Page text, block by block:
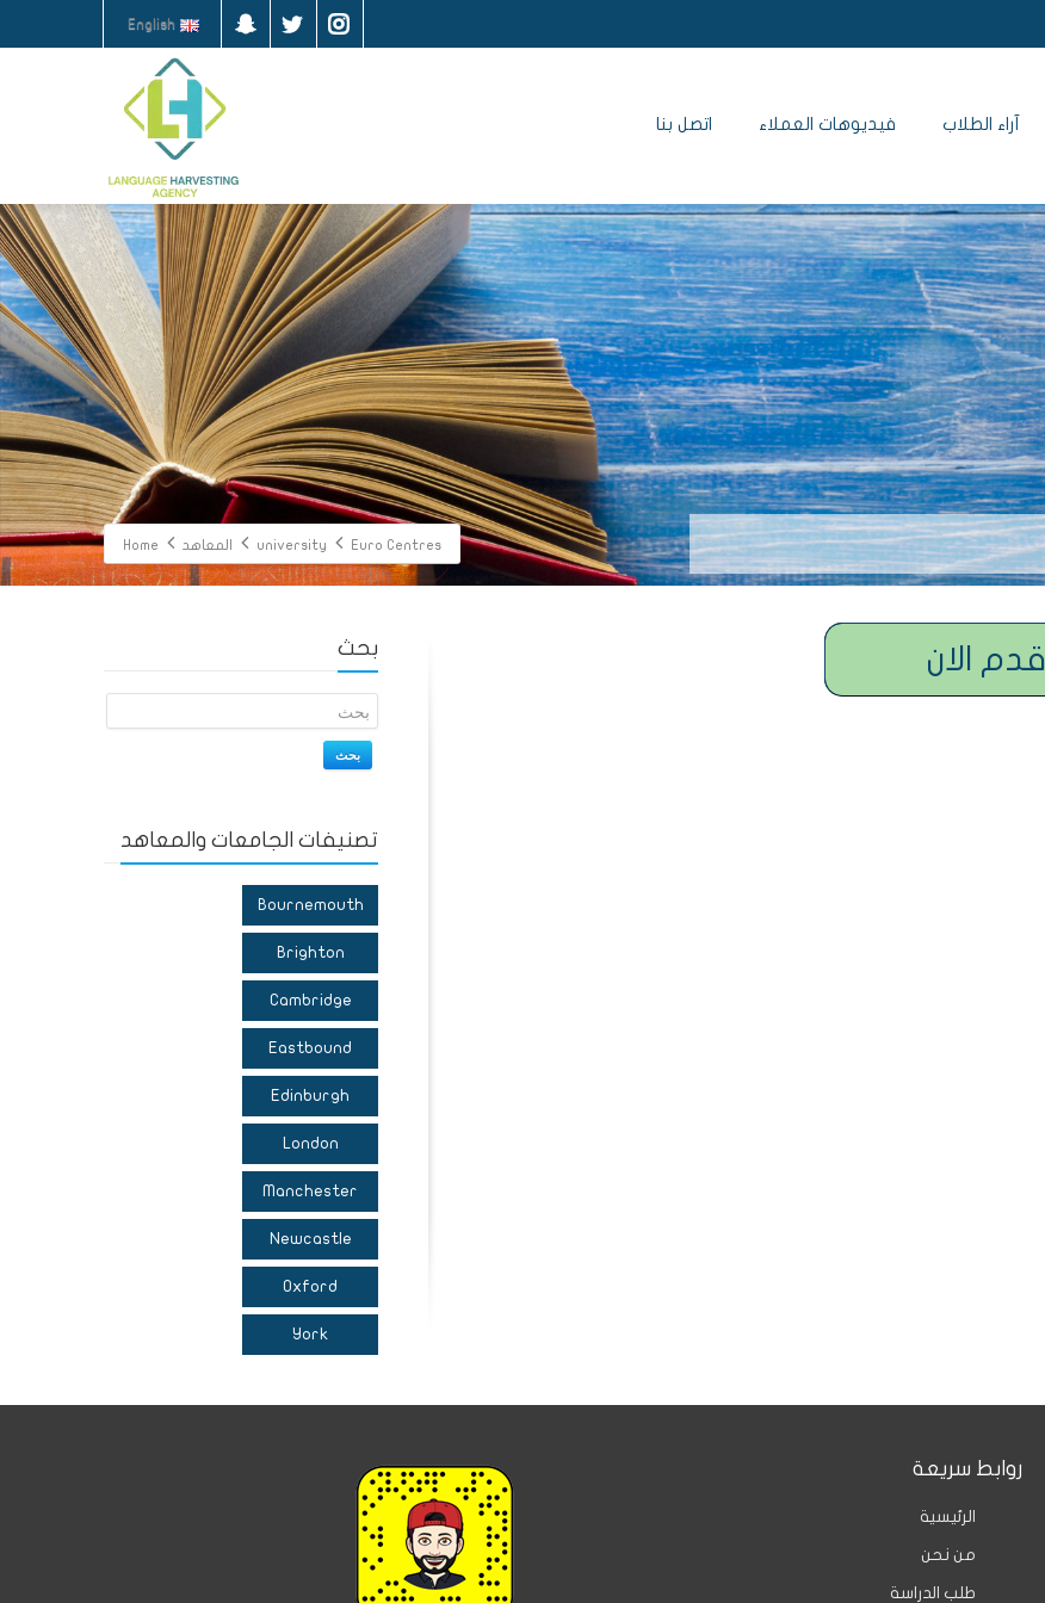
English
آراء الطلاب فيديوهات العملاء اتصل بنا
Euro Centres
university المعاهد Home
قدم الان بحث
بحث
تصنيفات الجامعات والمعاهد
Bournemouth
Brighton
Cambridge
Eastbound
Edinburgh
London
Manchester
Newcastle
Oxford
York
روابط سريعة
الرئيسية
من نحن
طلب الدراسة